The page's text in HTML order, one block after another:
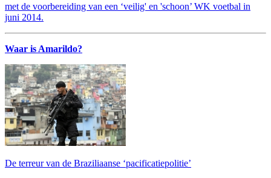
met de voorbereiding van een ‘veilig' en 'schoon’ WK voetbal in
juni 2014.
Waar is Amarildo?
De terreur van de Braziliaanse ‘pacificatiepolitie’